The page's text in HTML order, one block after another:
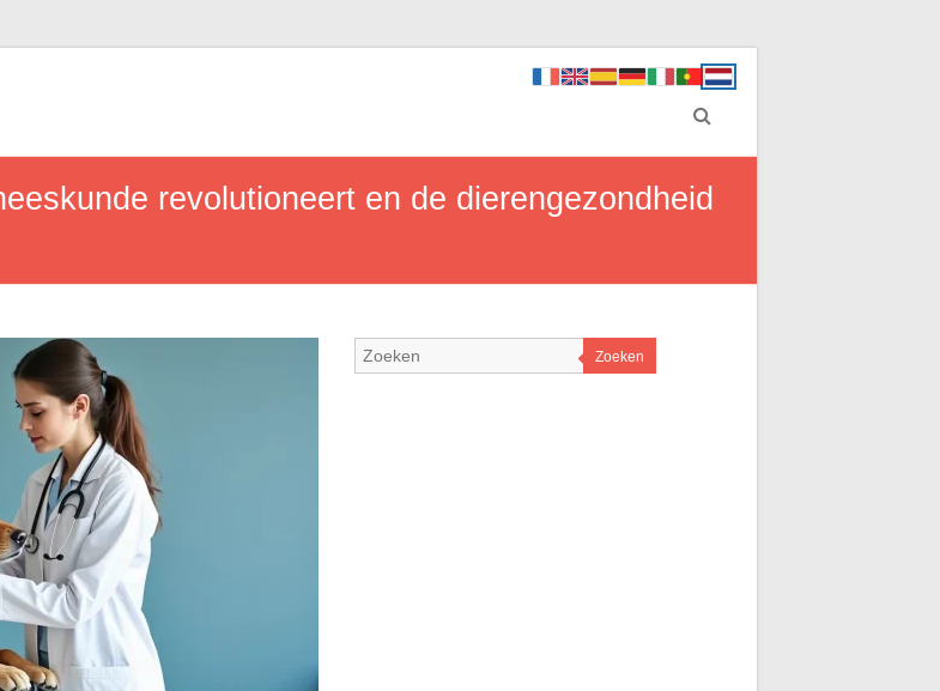
revolutioneert en de dierengezondheid
Zoeken